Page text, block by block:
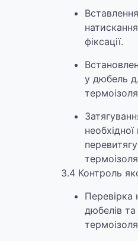
фіксації.
у дюбель
3.4 Контроль
Перевірка
дюбелів та